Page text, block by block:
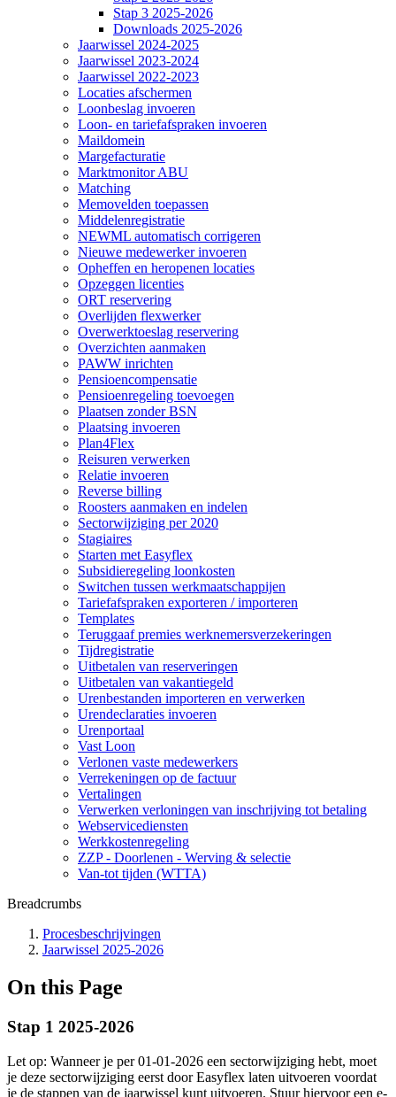
Stap 3 2025-2026
Downloads 2025-2026
Jaarwissel 2024-2025
Jaarwissel 2023-2024
Jaarwissel 2022-2023
Locaties afschermen
Loonbeslag invoeren
Loon- en tariefafspraken invoeren
Maildomein
Margefacturatie
Marktmonitor ABU
Matching
Memovelden toepassen
Middelenregistratie
NEWML automatisch corrigeren
Nieuwe medewerker invoeren
Opheffen en heropenen locaties
Opzeggen licenties
ORT reservering
Overlijden flexwerker
Overwerktoeslag reservering
Overzichten aanmaken
PAWW inrichten
Pensioencompensatie
Pensioenregeling toevoegen
Plaatsen zonder BSN
Plaatsing invoeren
Plan4Flex
Reisuren verwerken
Relatie invoeren
Reverse billing
Roosters aanmaken en indelen
Sectorwijziging per 2020
Stagiaires
Starten met Easyflex
Subsidieregeling loonkosten
Switchen tussen werkmaatschappijen
Tariefafspraken exporteren / importeren
Templates
Teruggaaf premies werknemersverzekeringen
Tijdregistratie
Uitbetalen van reserveringen
Uitbetalen van vakantiegeld
Urenbestanden importeren en verwerken
Urendeclaraties invoeren
Urenportaal
Vast Loon
Verlonen vaste medewerkers
Verrekeningen op de factuur
Vertalingen
Verwerken verloningen van inschrijving tot betaling
Webservicediensten
Werkkostenregeling
ZZP - Doorlenen - Werving & selectie
Van-tot tijden (WTTA)
Breadcrumbs
Procesbeschrijvingen
Jaarwissel 2025-2026
On this Page
Stap 1 2025-2026
Let op: Wanneer je per 01-01-2026 een sectorwijziging hebt, moet
je deze sectorwijziging eerst door Easyflex laten uitvoeren voordat
je de stappen van de jaarwissel kunt uitvoeren. Stuur hiervoor een e-